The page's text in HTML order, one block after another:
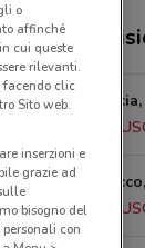
Corso
Via San
7.3 km
o
affinché
cui queste
rilevanti.
facendo clic
Sito web.
inserzioni e
grazie ad
bisogno del
con